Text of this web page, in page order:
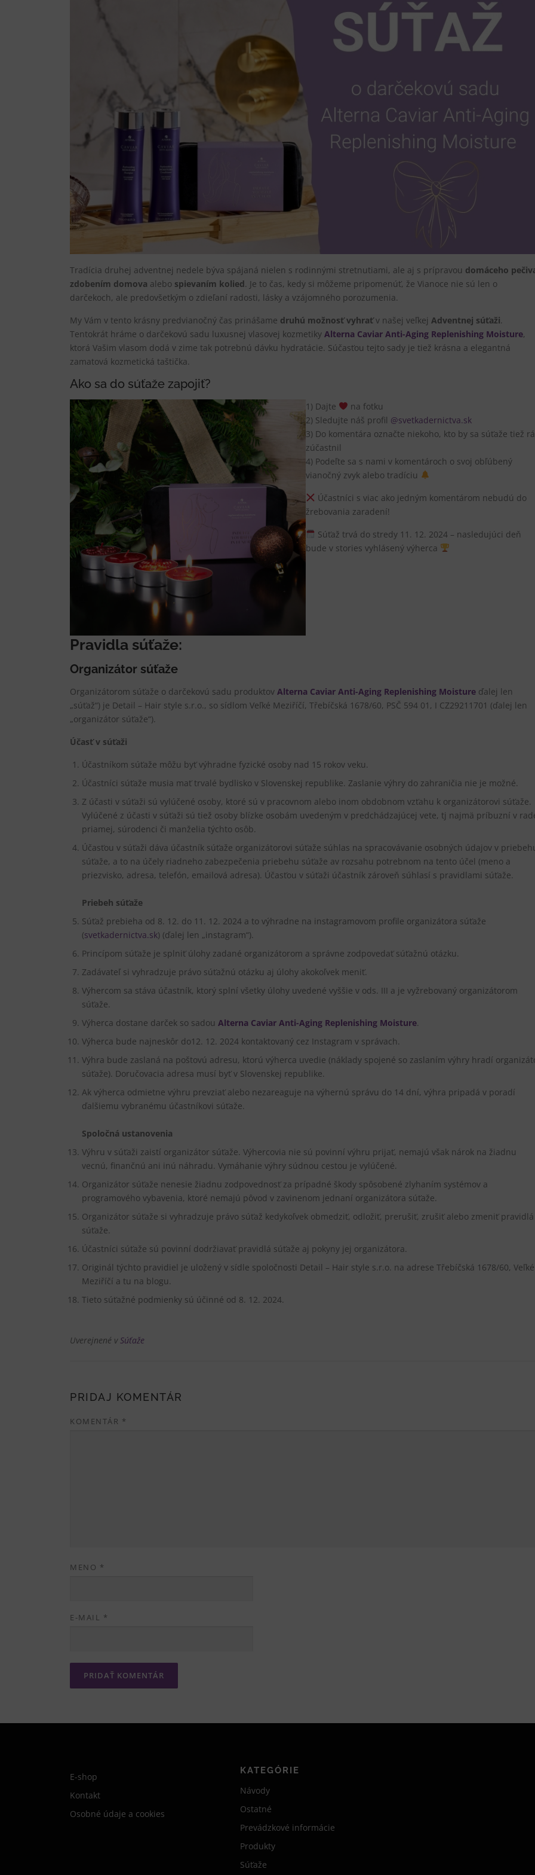
Tradícia druhej adventnej nedele býva spájaná nielen s rodinnými stretnutiami, ale aj s prípravou domáceho
zdobením domova alebo spievaním kolied. Je to čas, kedy si môžeme pripomenúť, že Vianoce nie sú len o
darčekoch, ale predovšetkým o zdieľaní radosti, lásky a vzájomného porozumenia.
My Vám v tento krásny predvianočný čas prinášame druhú možnosť vyhraťv našej veľkej Adventnej súťaži.
Tentokrát hráme o darčekovú sadu luxusnej vlasovej kozmetiky Alterna Caviar Anti-Aging Replenishing Moisture,
ktorá Vašim vlasom dodá v zime tak potrebnú dávku hydratácie. Súčasťou tejto sady je tiež krásna a elegantná
zamatová kozmetická taštička.
Ako sa do súťaže zapojiť?
1) Dajte
na fotku
2) Sledujte náš profil @svetkadernictva.sk
3) Do komentára označte niekoho, kto by sa súťaže tiež
zúčastnil
4) Podeľte sa s nami v komentároch o svoj obľúbený
vianočný zvyk alebo tradíciu
Účastníci s viac ako jedným komentárom nebudú do
žrebovania zaradení!
Súťaž trvá do stredy 11. 12. 2024 – nasledujúci deň
bude v stories vyhlásený výherca
Pravidla súťaže:
Organizátor súťaže
Organizátorom súťaže o darčekovú sadu produktov Alterna Caviar Anti-Aging Replenishing Moisture ďalej len
„súťaž“) je Detail – Hair style s.r.o., so sídlom Veľké Meziříčí, Třebíčská 1678/60, PSČ 594 01, I CZ29211701 (ďalej len
„organizátor súťaže“).
Účasť v súťaži
Účastníkom súťaže môžu byť výhradne fyzické osoby nad 15 rokov veku.
Účastníci súťaže musia mať trvalé bydlisko v Slovenskej republike. Zaslanie výhry do zahraničia nie je možné.
Z účasti v súťaži sú vylúčené osoby, ktoré sú v pracovnom alebo inom obdobnom vzťahu k organizátorovi súťaže.
Vylúčené z účasti v súťaži sú tiež osoby blízke osobám uvedeným v predchádzajúcej vete, tj najmä príbuzní v
priamej, súrodenci či manželia týchto osôb.
Účasťou v súťaži dáva účastník súťaže organizátorovi súťaže súhlas na spracovávanie osobných údajov v
súťaže, a to na účely riadneho zabezpečenia priebehu súťaže av rozsahu potrebnom na tento účel (meno a
priezvisko, adresa, telefón, emailová adresa). Účasťou v súťaži účastník zároveň súhlasí s pravidlami súťaže.
Priebeh súťaže
Súťaž prebieha od 8. 12. do 11. 12. 2024 a to výhradne na instagramovom profile organizátora súťaže
(svetkadernictva.sk) (ďalej len „instagram“).
Princípom súťaže je splniť úlohy zadané organizátorom a správne zodpovedať súťažnú otázku.
Zadávateľ si vyhradzuje právo súťažnú otázku aj úlohy akokoľvek meniť.
Výhercom sa stáva účastník, ktorý splní všetky úlohy uvedené vyššie v ods. III a je vyžrebovaný organizátorom
súťaže.
Výherca dostane darček so sadou Alterna Caviar Anti-Aging Replenishing Moisture.
Výherca bude najneskôr do12. 12. 2024 kontaktovaný cez Instagram v správach.
Výhra bude zaslaná na poštovú adresu, ktorú výherca uvedie (náklady spojené so zaslaním výhry hradí
súťaže). Doručovacia adresa musí byť v Slovenskej republike.
Ak výherca odmietne výhru prevziať alebo nezareaguje na výhernú správu do 14 dní, výhra pripadá v poradí
ďalšiemu vybranému účastníkovi súťaže.
Spoločná ustanovenia
Výhru v súťaži zaistí organizátor súťaže. Výhercovia nie sú povinní výhru prijať, nemajú však nárok na žiadnu
vecnú, finančnú ani inú náhradu. Vymáhanie výhry súdnou cestou je vylúčené.
Organizátor súťaže nenesie žiadnu zodpovednosť za prípadné škody spôsobené zlyhaním systémov a
programového vybavenia, ktoré nemajú pôvod v zavinenom jednaní organizátora súťaže.
Organizátor súťaže si vyhradzuje právo súťaž kedykoľvek obmedziť, odložiť, prerušiť, zrušiť alebo zmeniť pravidlá
súťaže.
Účastníci súťaže sú povinní dodržiavať pravidlá súťaže aj pokyny jej organizátora.
Originál týchto pravidiel je uložený v sídle spoločnosti Detail – Hair style s.r.o. na adrese Třebíčská 1678/60, Veľké
Meziříčí a tu na blogu.
Tieto súťažné podmienky sú účinné od 8. 12. 2024.
Uverejnené vSúťaže
PRIDAJ KOMENTÁR
KOMENTÁR *
MENO *
E-MAIL *
E-shop
Kontakt
Osobné údaje a cookies
KATEGÓRIE
Návody
Ostatné
Prevádzkové informácie
Produkty
Súťaže